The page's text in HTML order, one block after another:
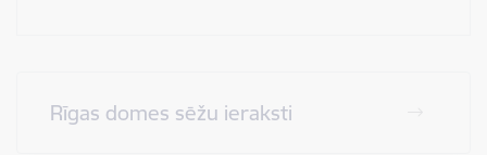
Rīgas domes sēžu ieraksti